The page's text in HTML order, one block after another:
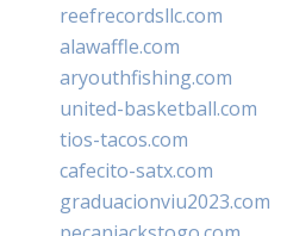
reefrecordsllc.com
alawaffle.com
aryouthfishing.com
united-basketball.com
tios-tacos.com
cafecito-satx.com
graduacionviu2023.com